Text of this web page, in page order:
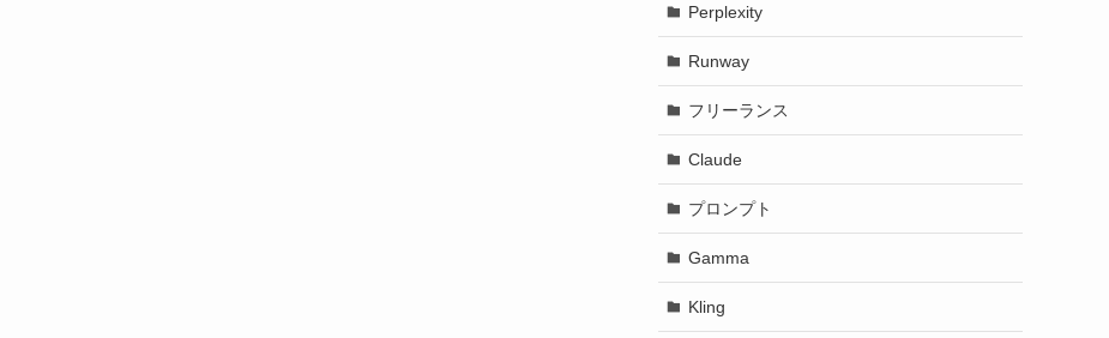
Perplexity
Runway
フリーランス
Claude
プロンプト
Gamma
Kling